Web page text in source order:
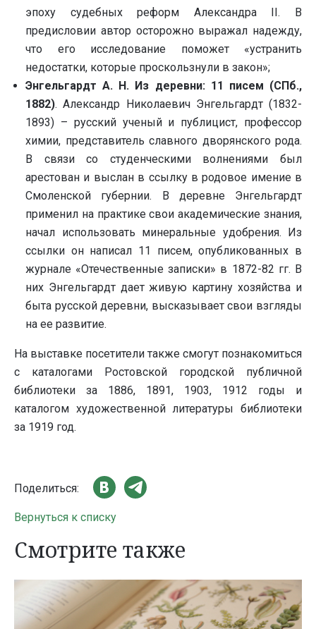
эпоху судебных реформ Александра II. В
предисловии автор осторожно выражал надежду,
что его исследование поможет «устранить
недостатки, которые проскользнули в закон»;
Энгельгардт А. Н. Из деревни: 11 писем (СПб.,
1882). Александр Николаевич Энгельгардт (1832-
1893) – русский ученый и публицист, профессор
химии, представитель славного дворянского рода.
В связи со студенческими волнениями был
арестован и выслан в ссылку в родовое имение в
Смоленской губернии. В деревне Энгельгардт
применил на практике свои академические знания,
начал использовать минеральные удобрения. Из
ссылки он написал 11 писем, опубликованных в
журнале «Отечественные записки» в 1872-82 гг. В
них Энгельгардт дает живую картину хозяйства и
быта русской деревни, высказывает свои взгляды
на ее развитие.
На выставке посетители также смогут познакомиться
с каталогами Ростовской городской публичной
библиотеки за 1886, 1891, 1903, 1912 годы и
каталогом художественной литературы библиотеки
за 1919 год.
Поделиться:
Вернуться к списку
Смотрите также